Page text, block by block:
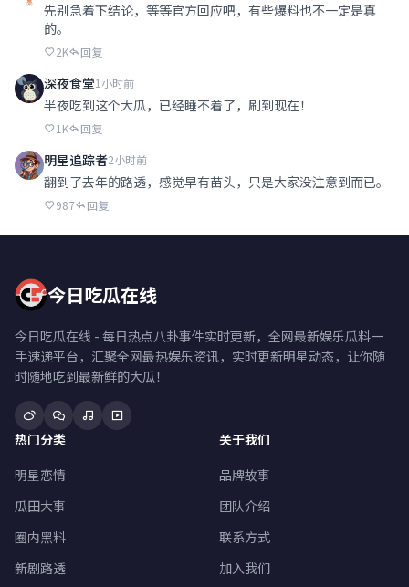
先别急着下结论，等等官方回应吧，有些爆料也不一定是真
的。
2K 回复
深夜食堂1小时前
半夜吃到这个大瓜，已经睡不着了，刷到现在！
1K 回复
明星追踪者2小时前
翻到了去年的路透，感觉早有苗头，只是大家没注意到而已。
987 回复
今日吃瓜在线
今日吃瓜在线 - 每日热点八卦事件实时更新，全网最新娱乐瓜料一
手速递平台，汇聚全网最热娱乐资讯，实时更新明星动态，让你随
时随地吃到最新鲜的大瓜！
热门分类
明星恋情
瓜田大事
圈内黑料
新剧路透
关于我们
品牌故事
团队介绍
联系方式
加入我们